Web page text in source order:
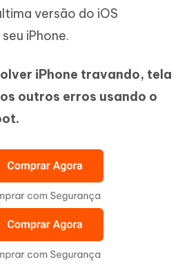
versão do iOS
iPhone.
iPhone travando, tela
outros erros usando o